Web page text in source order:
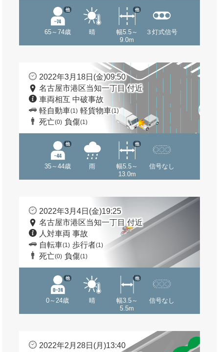
65～74歳
他
晴
幅5.5～
9.0m
他
３灯式信号
2022年3月18日(金)09:50
名古屋市港区当知一丁目 付近
車両相互 中破事故
軽自動車(1) 軽貨物車(1)
死亡(0) 負傷(1)
35～44歳
他
雨
幅5.5～
13.0m
他
信号なし
2022年3月4日(金)19:25
名古屋市港区当知一丁目 付近
人対車両 事故
自転車(1) 歩行者(1)
死亡(0) 負傷(1)
0～24歳
他
晴
幅3.5～
5.5m
他
信号なし
2022年2月28日(月)13:40